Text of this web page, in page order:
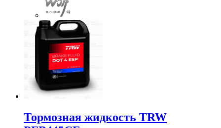
Тормозная жидкость TRW